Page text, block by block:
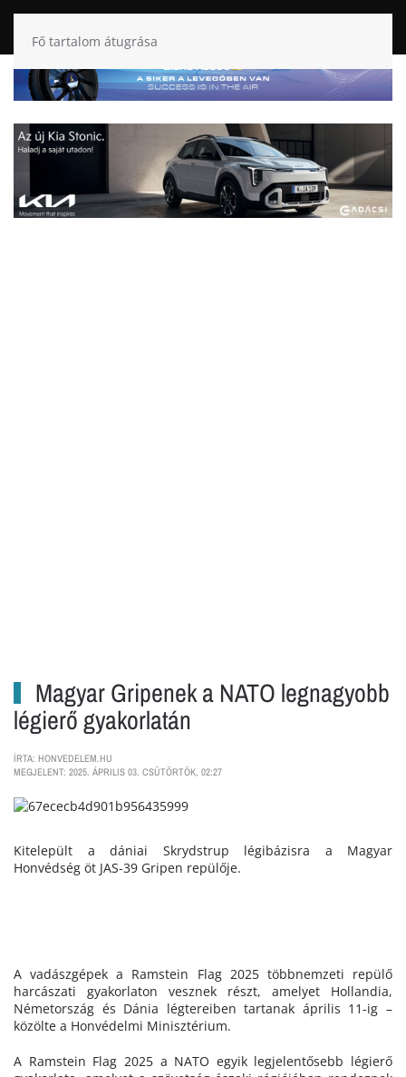
Fő tartalom átugrása
Magyar Gripenek a NATO legnagyobb
légierő gyakorlatán
ÍRTA: HONVEDELEM.HU
MEGJELENT: 2025. ÁPRILIS 03. CSÜTÖRTÖK, 02:27
Kitelepült a dániai Skrydstrup légibázisra a Magyar
Honvédség öt JAS-39 Gripen repülője.
A vadászgépek a Ramstein Flag 2025 többnemzeti repülő
harcászati gyakorlaton vesznek részt, amelyet Hollandia,
Németország és Dánia légtereiben tartanak április 11-ig –
közölte a Honvédelmi Minisztérium.
A Ramstein Flag 2025 a NATO egyik legjelentősebb légierő